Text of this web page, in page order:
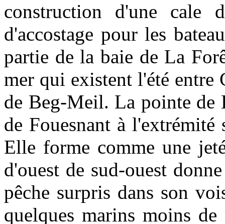
construction d'une
d'accostage pour les
partie de la baie de La
mer qui existent l'été entre
de Beg-Meil. La pointe
de Fouesnant à
Elle forme comme une
d'ouest de sud-ouest
pêche surpris dans son
quelques marins moins